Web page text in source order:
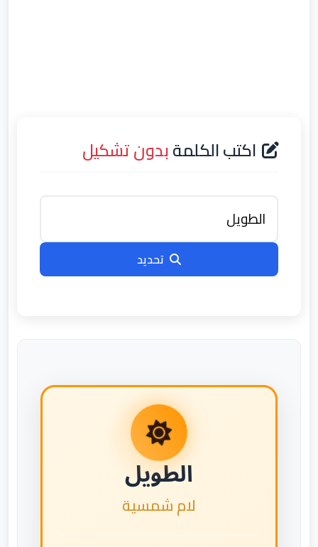
اكتب الكلمةبدون تشكيل
تحديد
الطويل
لام شمسية